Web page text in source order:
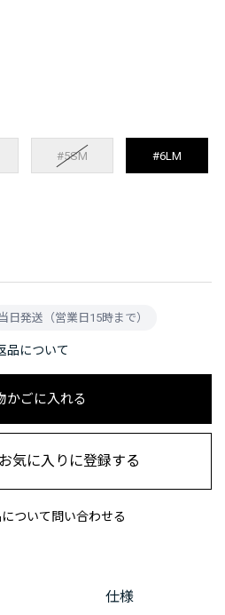
#5SM #6LM
かごに入れる
ついて問い合わせる
お気に入りに登録する
日発送（営業日15時まで）
品について
仕様